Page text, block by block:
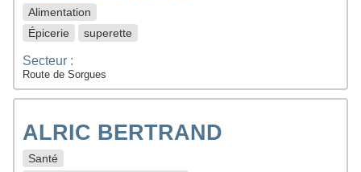
Alimentation
Épicerie
superette
Secteur :
Route de Sorgues
ALRIC BERTRAND
Santé